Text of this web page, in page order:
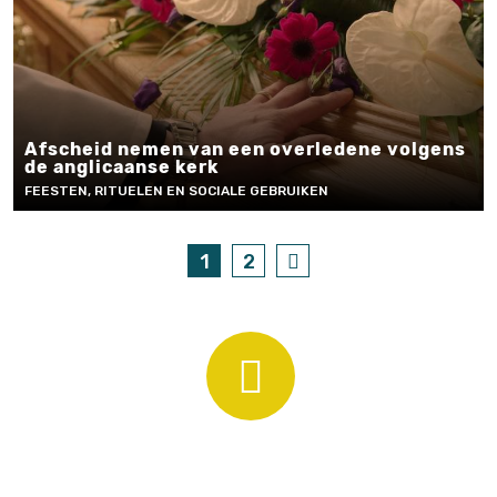
Afscheid nemen van een overledene volgens
de anglicaanse kerk
FEESTEN, RITUELEN EN SOCIALE GEBRUIKEN
1 2